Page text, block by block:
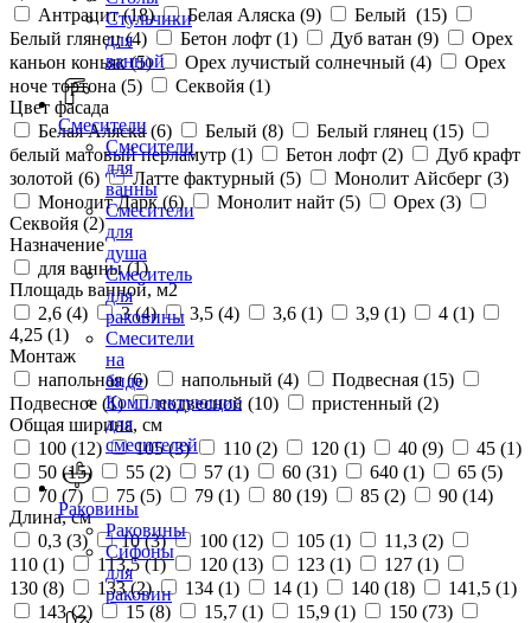
Стульчики
для
ванной
Смесители
Смесители
для
ванны
Смесители
для
душа
Смеситель
для
раковины
Смесители
на
биде
Комплектующие
для
смесителей
Раковины
Раковины
Сифоны
для
раковин
Антрацит (18) Белая Аляска (9) Белый (15)
Белый глянец (4) Бетон лофт (1) Дуб ватан (9)
Орех
каньон коньяк (5) Орех лучистый солнечный (4)
Орех
ноче тортона (5) Секвойя (1)
Цвет фасада
Белая Аляска (6) Белый (8) Белый глянец (15)
белый матовый перламутр (1) Бетон лофт (2)
Дуб крафт
золотой (6) Латте фактурный (5) Монолит Айсберг (3)
Монолит Дарк (6) Монолит найт (5) Орех (3)
Секвойя (2)
Назначение
для ванны (1)
Площадь ванной, м2
2,6 (4) 3 (4) 3,5 (4) 3,6 (1) 3,9 (1) 4 (1)
4,25 (1)
Монтаж
напольная (6) напольный (4) Подвесная (15)
Подвесное (1) подвесной (10) пристенный (2)
Общая ширина, см
100 (12) 105 (3) 110 (2) 120 (1) 40 (9) 45 (1)
50 (15) 55 (2) 57 (1) 60 (31) 640 (1) 65 (5)
70 (7) 75 (5) 79 (1) 80 (19) 85 (2) 90 (14)
Длина, см
0,3 (3) 10 (3) 100 (12) 105 (1) 11,3 (2)
110 (1) 113,5 (1) 120 (13) 123 (1) 127 (1)
130 (8) 133 (2) 134 (1) 14 (1) 140 (18) 141,5 (1)
143 (2) 15 (8) 15,7 (1) 15,9 (1) 150 (73)